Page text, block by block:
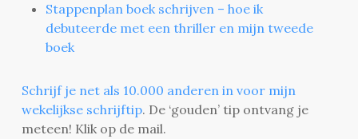
Stappenplan boek schrijven – hoe ik
debuteerde met een thriller en mijn tweede
boek
Schrijf je net als 10.000 anderen in voor mijn
wekelijkse schrijftip. De ‘gouden’ tip ontvang je
meteen! Klik op de mail.